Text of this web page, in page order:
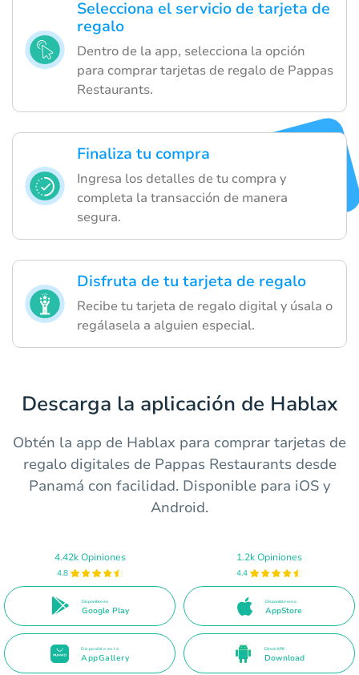
Selecciona el servicio de tarjeta de
regalo
Dentro de la app, selecciona la opción
para comprar tarjetas de regalo de Pappas
Restaurants.
Finaliza tu compra
Ingresa los detalles de tu compra y
completa la transacción de manera
segura.
Disfruta de tu tarjeta de regalo
Recibe tu tarjeta de regalo digital y úsala o
regálasela a alguien especial.
Descarga la aplicación de Hablax
Obtén la app de Hablax para comprar tarjetas de
regalo digitales de Pappas Restaurants desde
Panamá con facilidad. Disponible para iOS y
Android.
4.42k Opiniones
4.8
Disponible en
Google Play
1.2k Opiniones
4.4
Disponible en la
AppStore
Disponible en la
AppGallery
Direct APK
Download